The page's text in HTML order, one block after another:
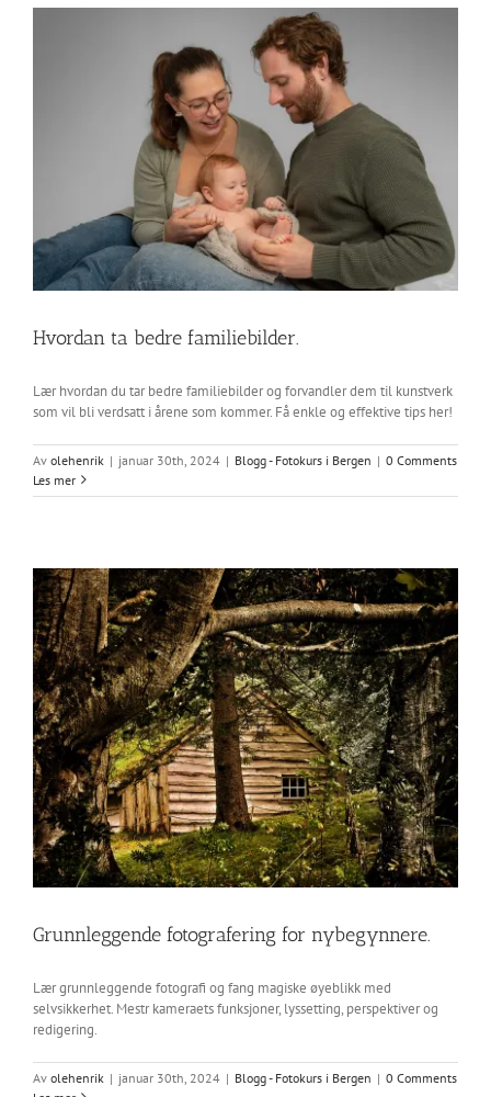
Hvordan ta bedre familiebilder.
Lær hvordan du tar bedre familiebilder og forvandler dem til kunstverk
som vil bli verdsatt i årene som kommer. Få enkle og effektive tips her!
Av olehenrik | januar 30th, 2024 | Blogg - Fotokurs i Bergen | 0 Comments
Les mer
Grunnleggende fotografering for nybegynnere.
Lær grunnleggende fotografi og fang magiske øyeblikk med
selvsikkerhet. Mestr kameraets funksjoner, lyssetting, perspektiver og
redigering.
Av olehenrik | januar 30th, 2024 | Blogg - Fotokurs i Bergen | 0 Comments